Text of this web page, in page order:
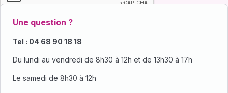
Une question ?
Tel : 04 68 90 18 18
Du lundi au vendredi de 8h30 à 12h et de 13h30 à 17h
Le samedi de 8h30 à 12h